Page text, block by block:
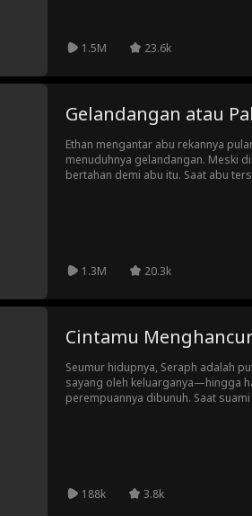
memecatnya... ataukah rahasia dari
1.5M 23.6k
Gelandangan atau
Ethan mengantar abu rekannya
menuduhnya gelandangan. Meski
bertahan demi abu itu. Saat abu
1.3M 20.3k
Cintamu
Seumur hidupnya, Seraph adalah
sayang oleh keluarganya—hingga
perempuannya dibunuh. Saat
188k 3.8k